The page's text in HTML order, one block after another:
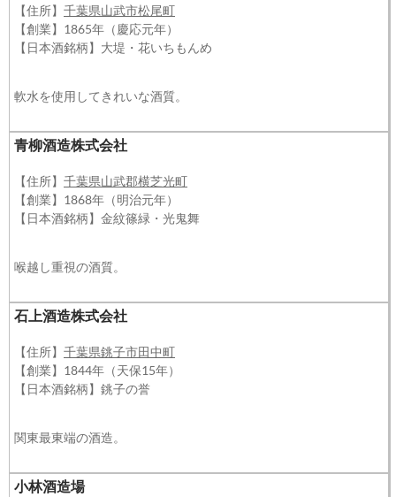
【住所】 千葉県山武市松尾町
【創業】1865年（慶応元年）
【日本酒銘柄】大堤・花いちもんめ
軟水を使用してきれいな酒質。
青柳酒造株式会社
【住所】 千葉県山武郡横芝光町
【創業】1868年（明治元年）
【日本酒銘柄】金紋篠緑・光鬼舞
喉越し重視の酒質。
石上酒造株式会社
【住所】 千葉県銚子市田中町
【創業】1844年（天保15年）
【日本酒銘柄】銚子の誉
関東最東端の酒造。
小林酒造場